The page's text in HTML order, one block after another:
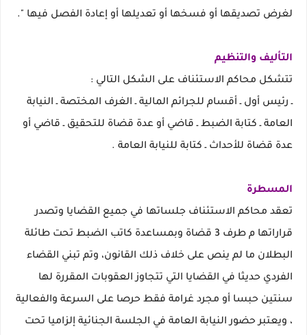
لغرض تصديقها أو فسخها أو تعديلها أو إعادة الفصل فيها ".
التأليف والتنظيم
تتشكل محاكم الاستئناف على الشكل التالي :
ـ رئيس أول ـ أقسام للجرائم المالية ـ الغرف المختصة ـ النيابة
العامة ـ كتابة الضبط ـ قاضي أو عدة قضاة للتحقيق ـ قاضي أو
عدة قضاة للأحداث ـ كتابة للنيابة العامة .
المسطرة
تعقد محاكم الاستئناف جلساتها في جميع القضايا وتصدر
قراراتها م طرف 3 قضاة وبمساعدة كاتب الضبط تحت طائلة
البطلان ما لم ينص على خلاف ذلك القانون، وتم تبني القضاء
الفردي حديثا في القضايا التي تتجاوز العقوبات المقررة لها
سنتين حبسا أو مجرد غرامة فقط حرصا على السرعة والفعالية
، ويعتبر حضور النيابة العامة في الجلسة الجنائية إلزاميا تحت